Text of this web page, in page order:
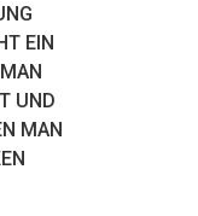
EIN
UND
MAN